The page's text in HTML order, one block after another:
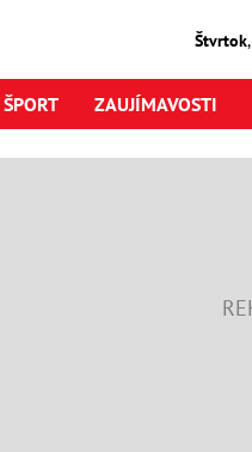
Štvrtok,
ŠPORT ZAUJÍMAVOSTI